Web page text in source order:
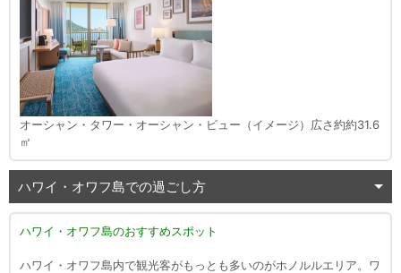
オーシャン・タワー・オーシャン・ビュー（イメージ）広さ約約31.6
㎡
ハワイ・オワフ島での過ごし方
ハワイ・オワフ島のおすすめスポット
ハワイ・オワフ島内で観光客がもっとも多いのがホノルルエリア。ワ